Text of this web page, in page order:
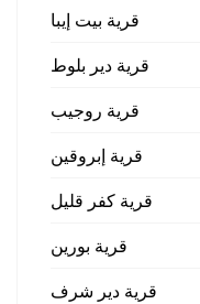
قرية بيت إيبا
قرية دير بلوط
قرية روجيب
قرية إبروقين
قرية كفر قليل
قرية بورين
قرية دير شرف